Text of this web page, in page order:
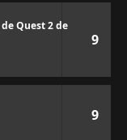
Quest 2 de
9
9